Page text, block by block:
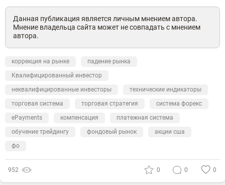
Данная публикация является личным мнением автора.
Мнение владельца сайта может не совпадать с мнением
автора.
коррекция на рынке
падение рынка
Квалифицированный инвестор
неквалифицированные инвесторы
технические индикаторы
торговая система
торговая стратегия
система форекс
ePayments
компенсация
платежная система
обучение трейдингу
фондовый рынок
акции сша
фо
952 0 0 0